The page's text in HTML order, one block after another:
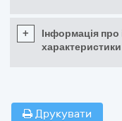
+
Інформація про
Друкувати